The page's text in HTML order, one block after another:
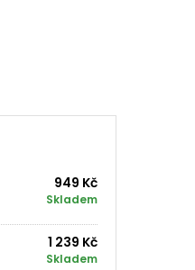
949 Kč
Skladem
1 239 Kč
Skladem